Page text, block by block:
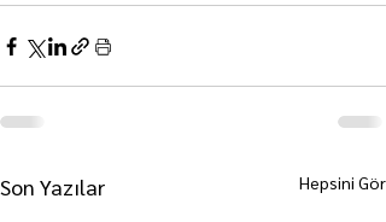
Son Yazılar Hepsini Gör